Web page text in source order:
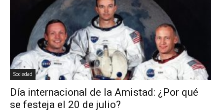
Sociedad
Día internacional de la Amistad: ¿Por qué
se festeja el 20 de julio?